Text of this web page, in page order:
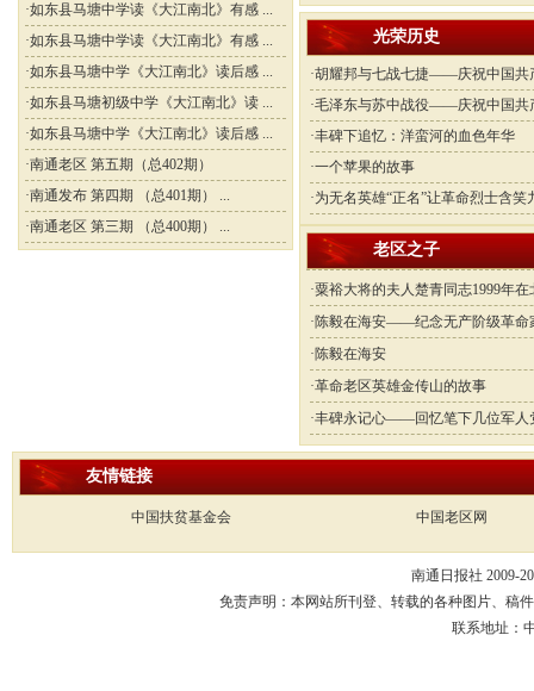
·如东县马塘中学读《大江南北》有感 ...
·如东县马塘中学读《大江南北》有感 ...
·如东县马塘中学《大江南北》读后感 ...
·如东县马塘初级中学《大江南北》读 ...
·如东县马塘中学《大江南北》读后感 ...
·南通老区 第五期（总402期）
·南通发布 第四期 （总401期） ...
·南通老区 第三期 （总400期） ...
光荣历史
·胡耀邦与七战七捷——庆祝中国共
·毛泽东与苏中战役——庆祝中国共
·丰碑下追忆：洋蛮河的血色年华
·一个苹果的故事
·为无名英雄“正名”让革命烈士含笑
老区之子
·粟裕大将的夫人楚青同志1999年
·陈毅在海安——纪念无产阶级革命
·陈毅在海安
·革命老区英雄金传山的故事
·丰碑永记心——回忆笔下几位军人
友情链接
中国扶贫基金会 中国老区网
南通日报社 2009-
免责声明：本网站所刊登、转载的各种图片、稿
联系地址：